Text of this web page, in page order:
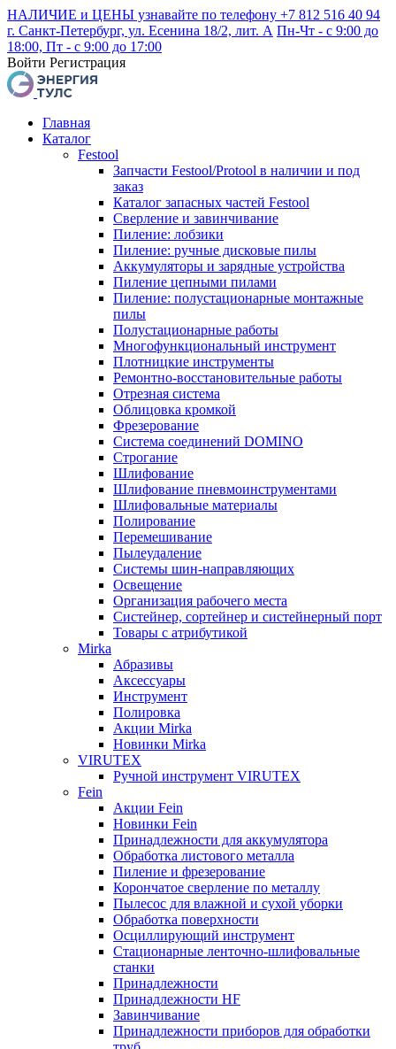
НАЛИЧИЕ и ЦЕНЫ узнавайте по телефону +7 812 516 40 94
г. Санкт-Петербург, ул. Есенина 18/2, лит. А Пн-Чт - с 9:00 до
18:00, Пт - с 9:00 до 17:00
Войти Регистрация
Главная
Каталог
Festool
Запчасти Festool/Protool в наличии и под
заказ
Каталог запасных частей Festool
Сверление и завинчивание
Пиление: лобзики
Пиление: ручные дисковые пилы
Аккумуляторы и зарядные устройства
Пиление цепными пилами
Пиление: полустационарные монтажные
пилы
Полустационарные работы
Многофункциональный инструмент
Плотницкие инструменты
Ремонтно-восстановительные работы
Отрезная система
Облицовка кромкой
Фрезерование
Система соединений DOMINO
Строгание
Шлифование
Шлифование пневмоинструментами
Шлифовальные материалы
Полирование
Перемешивание
Пылеудаление
Системы шин-направляющих
Освещение
Организация рабочего места
Систейнер, сортейнер и систейнерный порт
Товары с атрибутикой
Mirka
Абразивы
Аксессуары
Инструмент
Полировка
Акции Mirka
Новинки Mirka
VIRUTEX
Ручной инструмент VIRUTEX
Fein
Акции Fein
Новинки Fein
Принадлежности для аккумулятора
Обработка листового металла
Пиление и фрезерование
Корончатое сверление по металлу
Пылесос для влажной и сухой уборки
Обработка поверхности
Осциллирующий инструмент
Стационарные ленточно-шлифовальные
станки
Принадлежности
Принадлежности HF
Завинчивание
Принадлежности приборов для обработки